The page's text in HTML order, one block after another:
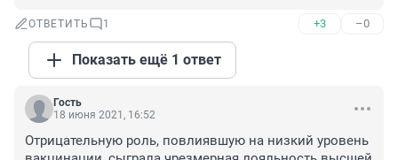
ОТВЕТИТЬ 1 +3 –0
Показать ещё 1 ответ
Гость
18 июня 2021, 16:52
Отрицательную роль, повлиявшую на низкий уровень